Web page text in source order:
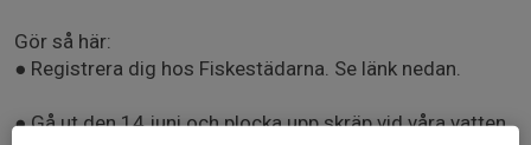
Gör så här:
● Registrera dig hos Fiskestädarna. Se länk nedan.
● Gå ut den 14 juni och plocka upp skräp vid våra vatten.